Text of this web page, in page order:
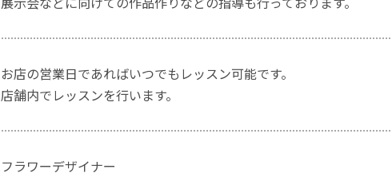
お店の営業日であればいつでもレッスン可能です。
店舗内でレッスンを行います。
フラワーデザイナー